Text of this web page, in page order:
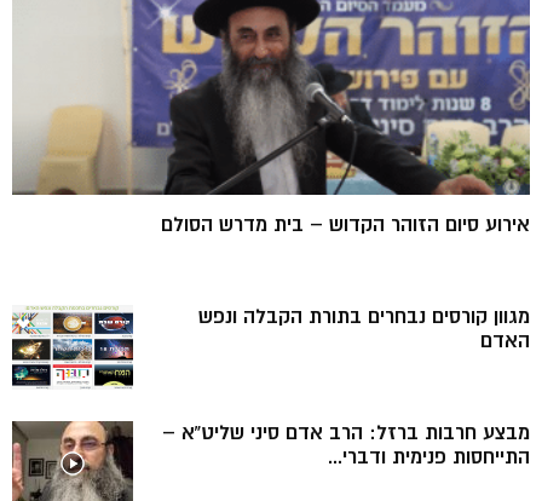
אירוע סיום הזוהר הקדוש – בית מדרש הסולם
מגוון קורסים נבחרים בתורת הקבלה ונפש
האדם
מבצע חרבות ברזל: הרב אדם סיני שליט”א –
התייחסות פנימית ודברי...